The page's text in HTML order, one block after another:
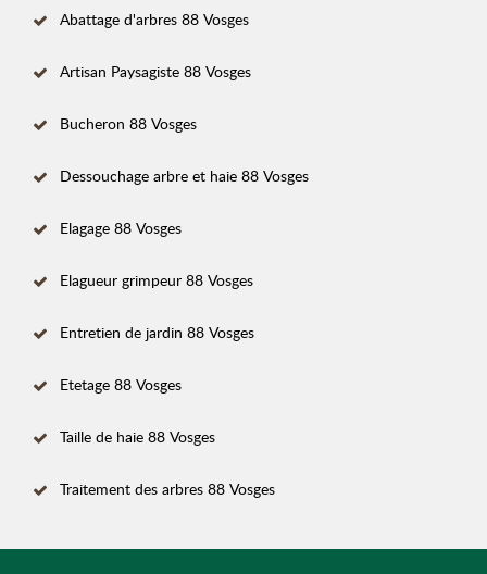
Abattage d'arbres 88 Vosges
Artisan Paysagiste 88 Vosges
Bucheron 88 Vosges
Dessouchage arbre et haie 88 Vosges
Elagage 88 Vosges
Elagueur grimpeur 88 Vosges
Entretien de jardin 88 Vosges
Etetage 88 Vosges
Taille de haie 88 Vosges
Traitement des arbres 88 Vosges